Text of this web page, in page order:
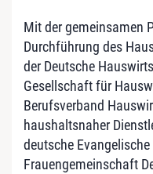
Mit der gemeinsamen
Durchführung des
der Deutsche
Gesellschaft für
Berufsverband
haushaltsnaher
deutsche
Frauengemeinschaft